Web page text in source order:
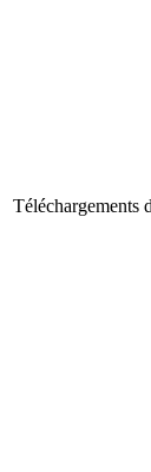
Téléchargements